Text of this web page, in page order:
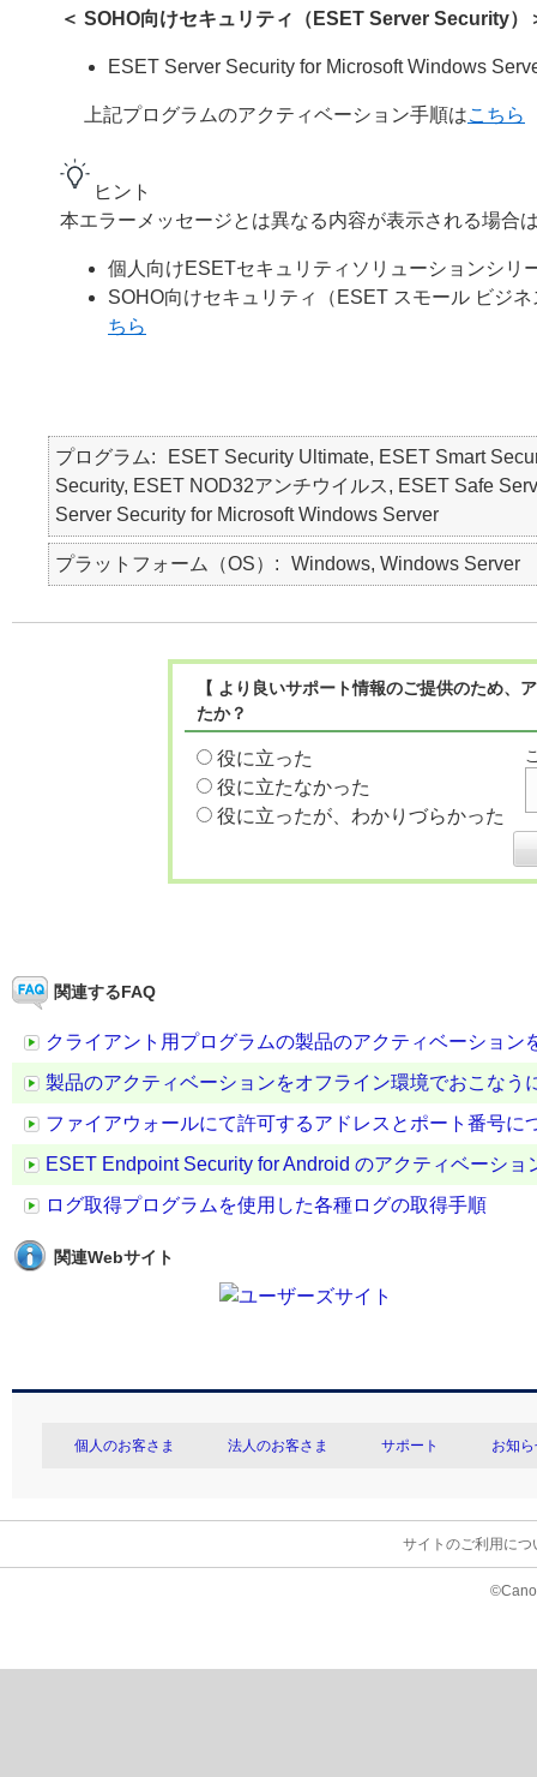
＜ SOHO向けセキュリティ（ESET Server Security）
ESET Server Security for Microsoft Windows
上記プログラムのアクティベーション手順はこちら
ヒント
本エラーメッセージとは異なる内容が表示される場合
個人向けESETセキュリティソリューションシリ
SOHO向けセキュリティ（ESET スモール ビジ
ちら
プログラム
ESET Security Ultimate, ESET Smart
Security, ESET NOD32アンチウイルス, ESET Safe
Server Security for Microsoft Windows Server
プラットフォーム（OS） Windows, Windows Server
【 より良いサポート情報のご提供のため
たか？
役に立った
役に立たなかった
役に立ったが、わかりづらかった
関連するFAQ
クライアント用プログラムの製品のアクティベーション
製品のアクティベーションをオフライン環境でおこなう
ファイアウォールにて許可するアドレスとポート番号に
ESET Endpoint Security for Android のアクティベーショ
ログ取得プログラムを使用した各種ログの取得手順
関連Webサイト
個人のお客さま 法人のお客さま サポート お知
サイトのご利用につ